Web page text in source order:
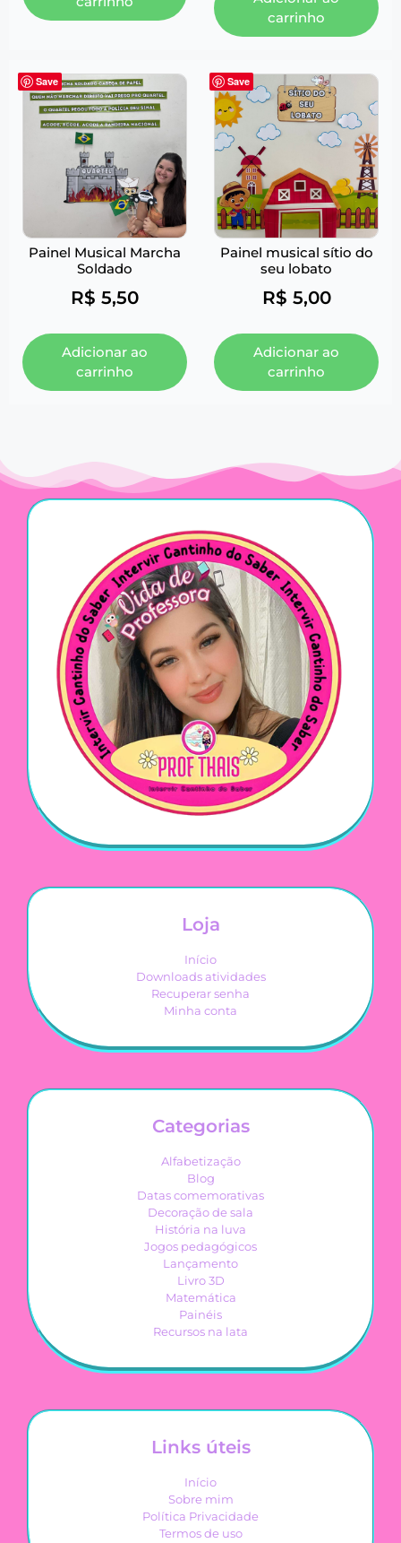
carrinho
Save
Painel Musical Marcha
Soldado
R$ 5,50
Adicionar ao
carrinho
Save
Painel musical sítio do
seu lobato
R$ 5,00
Adicionar ao
carrinho
Loja
Início
Downloads atividades
Recuperar senha
Minha conta
Categorias
Alfabetização
Blog
Datas comemorativas
Decoração de sala
História na luva
Jogos pedagógicos
Lançamento
Livro 3D
Matemática
Painéis
Recursos na lata
Links úteis
Início
Sobre mim
Política Privacidade
Termos de uso